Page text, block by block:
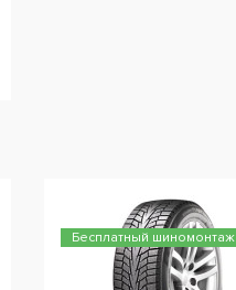
Бесплатный шиномонтаж